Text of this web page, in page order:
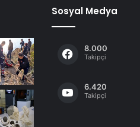
Sosyal Medya
8.000
Takipçi
6.420
Takipçi